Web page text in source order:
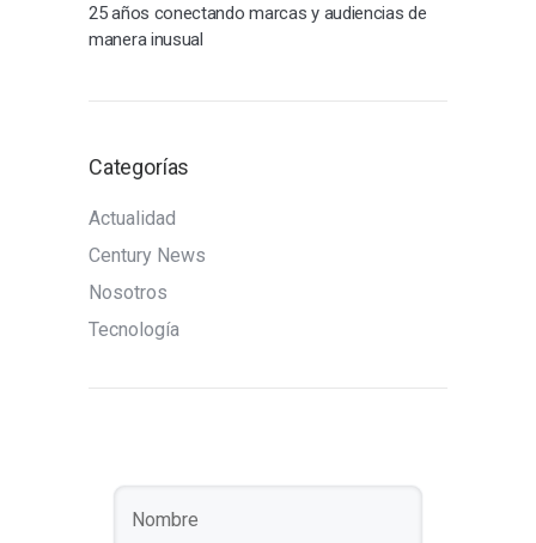
25 años conectando marcas y audiencias de
manera inusual
Categorías
Actualidad
Century News
Nosotros
Tecnología